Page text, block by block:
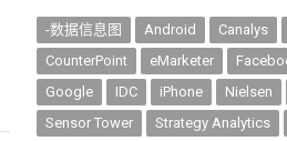
-数据信息图 Android Canalys
CounterPoint
eMarketer
Google
IDC iPhone Nielsen
Sensor Tower
Strategy Analytics